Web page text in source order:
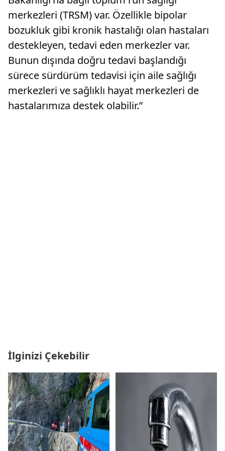
merkezleri (TRSM) var. Özellikle bipolar
bozukluk gibi kronik hastalığı olan hastaları
destekleyen, tedavi eden merkezler var.
Bunun dışında doğru tedavi başlandığı
sürece sürdürüm tedavisi için aile sağlığı
merkezleri ve sağlıklı hayat merkezleri de
hastalarımıza destek olabilir.”
İlginizi Çekebilir